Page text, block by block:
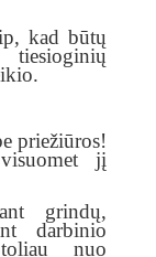
kad būtų
tiesioginių
priežiūros!
jį
grindų,
darbinio
nuo